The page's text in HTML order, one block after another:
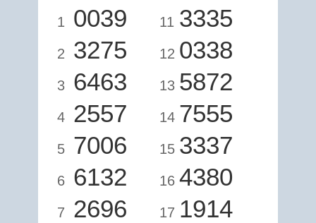
1 0039
2 3275
3 6463
4 2557
5 7006
6 6132
7 2696
11 3335
12 0338
13 5872
14 7555
15 3337
16 4380
17 1914